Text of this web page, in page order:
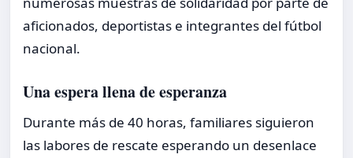
aficionados, deportistas e integrantes del fútbol
nacional.
Una espera llena de esperanza
Durante más de 40 horas, familiares siguieron
las labores de rescate esperando un desenlace